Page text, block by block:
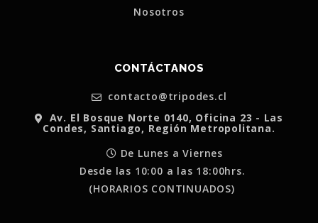
Nosotros
CONTÁCTANOS
contacto@tripodes.cl
Av. El Bosque Norte 0140, Oficina 23 - Las
Condes, Santiago, Región Metropolitana.
De Lunes a Viernes
Desde las 10:00 a las 18:00hrs.
(HORARIOS CONTINUADOS)